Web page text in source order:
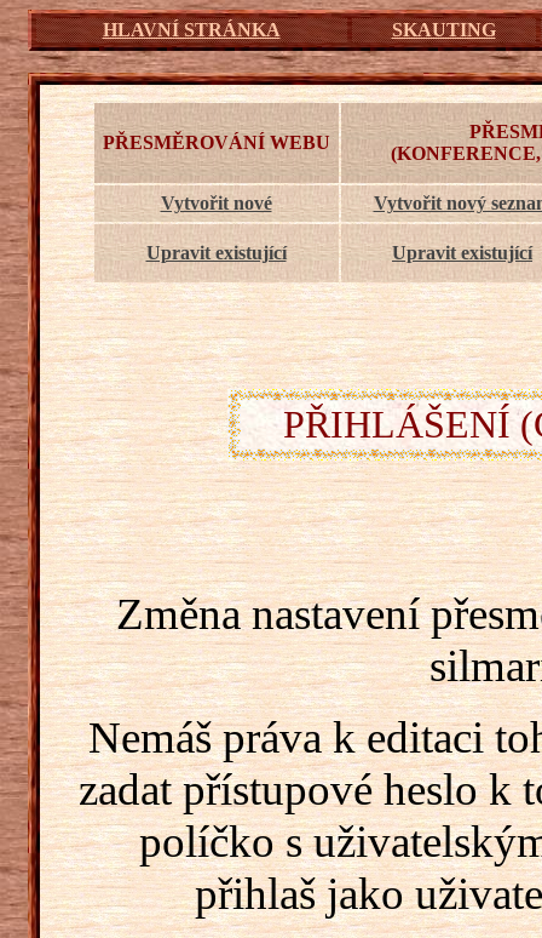
HLAVNÍ STRÁNKA SKAUTING
PŘESMĚROVÁNÍ WEBU
Vytvořit nové Vytvořit nový
Upravit existující Upravit existující
PŘIHLÁŠENÍ
Změna nastavení
Nemáš práva k editaci
zadat přístupové heslo k
políčko s
přihlaš jako